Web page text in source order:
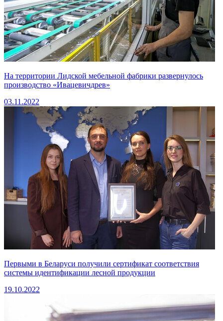
На территории Лидской мебельной фабрики развернулось
производство «Ивацевичдрев»
03.11.2022
Первыми в Беларуси получили сертификат соответствия
системы идентификации лесной продукции
19.10.2022